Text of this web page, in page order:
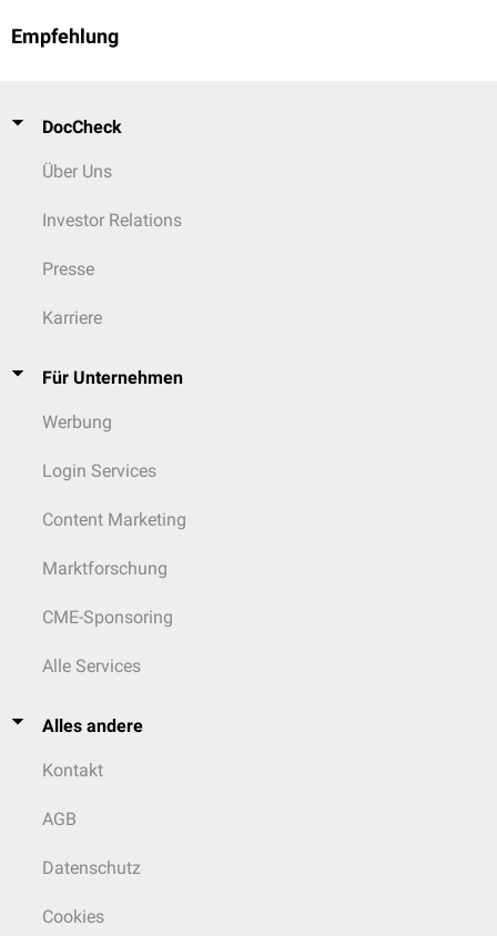
Empfehlung
DocCheck
Über Uns
Investor Relations
Presse
Karriere
Für Unternehmen
Werbung
Login Services
Content Marketing
Marktforschung
CME-Sponsoring
Alle Services
Alles andere
Kontakt
AGB
Datenschutz
Cookies